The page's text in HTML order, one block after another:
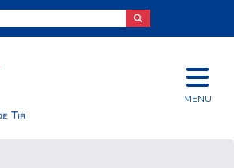
MENU